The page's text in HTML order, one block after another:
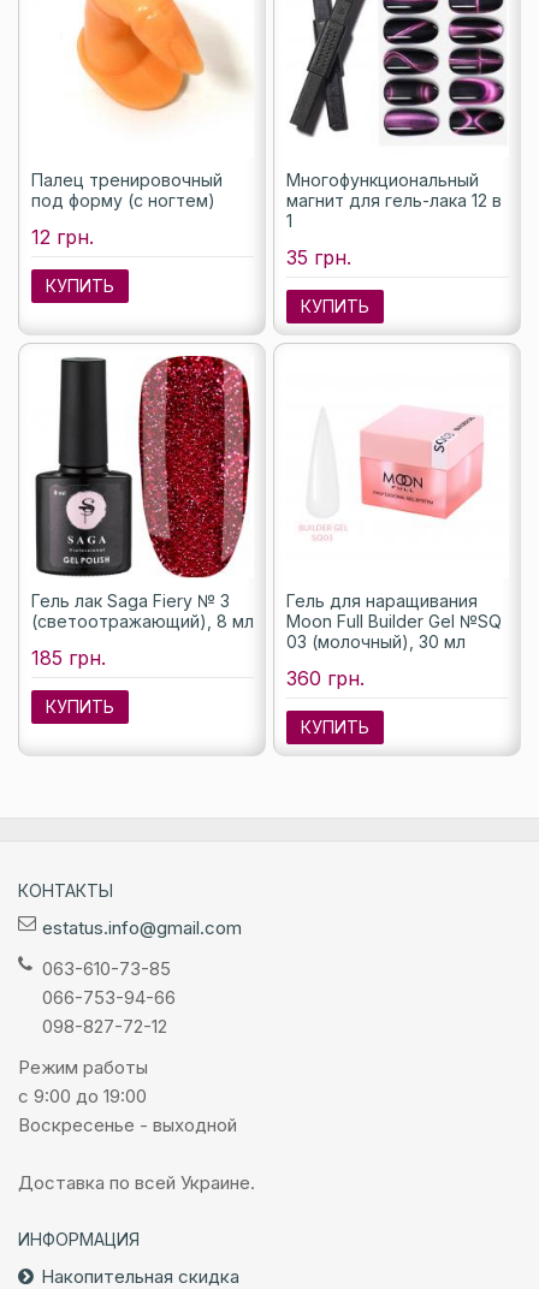
Палец тренировочный
под форму (с ногтем)
12 грн.
КУПИТЬ
Многофункциональный
магнит для гель-лака 12 в
1
35 грн.
КУПИТЬ
Гель лак Saga Fiery № 3
(светоотражающий), 8 мл
185 грн.
КУПИТЬ
Гель для наращивания
Moon Full Builder Gel №SQ
03 (молочный), 30 мл
360 грн.
КУПИТЬ
КОНТАКТЫ
estatus.info@gmail.com
063-610-73-85
066-753-94-66
098-827-72-12
Режим работы
с 9:00 до 19:00
Воскресенье - выходной
Доставка по всей Украине.
ИНФОРМАЦИЯ
Накопительная скидка